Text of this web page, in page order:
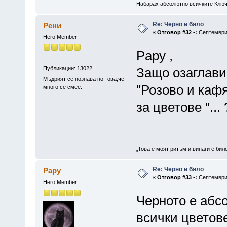
Набарах абсолютно всичките
Рени
Hero Member
Публикации: 13022
Мъдрият се познава по това,че
много се смее.
Re: Черно и бяло
« Отговор #32 -:
Papy ,
Защо
"Розово и
за цветове
„Това е моят ритъм и винаги е
Papy
Hero Member
Re: Черно и бяло
« Отговор #33 -:
Черното е
всички